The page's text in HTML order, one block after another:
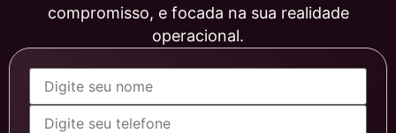
compromisso, e focada na sua realidade
operacional.